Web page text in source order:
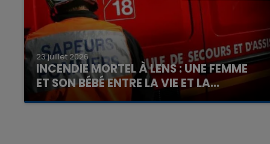
23 juillet 2026
INCENDIE MORTEL À LENS : UNE FEMME
ET SON BÉBÉ ENTRE LA VIE ET LA...
Un homme s'est immolé par le feu après avoir